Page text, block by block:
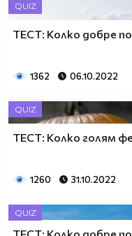
QUIZ
ТЕСТ: Колко добре
1362 06.10.2022
QUIZ
ТЕСТ: Колко голям
1260 31.10.2022
QUIZ